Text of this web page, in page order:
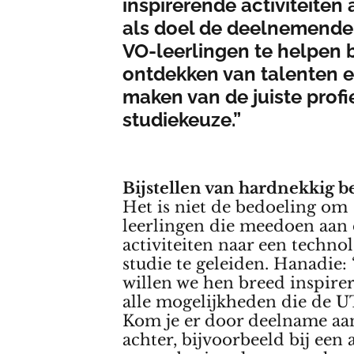
inspirerende activiteiten
als doel de
VO-leerlingen te helpen
ontdekken van talenten
maken van de juiste
studiekeuze.”
Bijstellen van hardnekkig
Het is niet de bedoeling
leerlingen die meedoen aan
activiteiten naar een
studie te geleiden. Hanadie:
willen we hen breed
alle mogelijkheden die de
Kom je er door deelname
achter, bijvoorbeeld bij een